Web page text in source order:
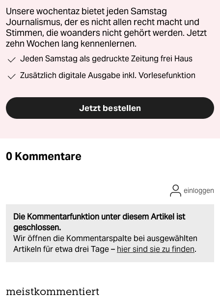
Unsere wochentaz bietet jeden Samstag
Journalismus, der es nicht allen recht macht und
Stimmen, die woanders nicht gehört werden. Jetzt
zehn Wochen lang kennenlernen.
Jeden Samstag als gedruckte Zeitung frei Haus
Zusätzlich digitale Ausgabe inkl. Vorlesefunktion
Jetzt bestellen
0 Kommentare
Die Kommentarfunktion unter diesem Artikel ist
geschlossen.
Wir öffnen die Kommentarspalte bei ausgewählten
Artikeln für etwa drei Tage – hier sind sie zu finden.
einloggen
meistkommentiert